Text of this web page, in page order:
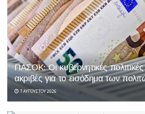
ΠΑΣΟΚ: Οι κυβερνητικές πολιτικές
ακριβές για το εισόδημα των
7 ΑΥΓΟΎΣΤΟΥ 2026